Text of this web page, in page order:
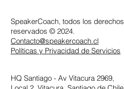
SpeakerCoach, todos los derechos
reservados © 2024.
Contacto@speakercoach.cl
Políticas y Privacidad de Servicios
HQ Santiago - Av Vitacura 2969,